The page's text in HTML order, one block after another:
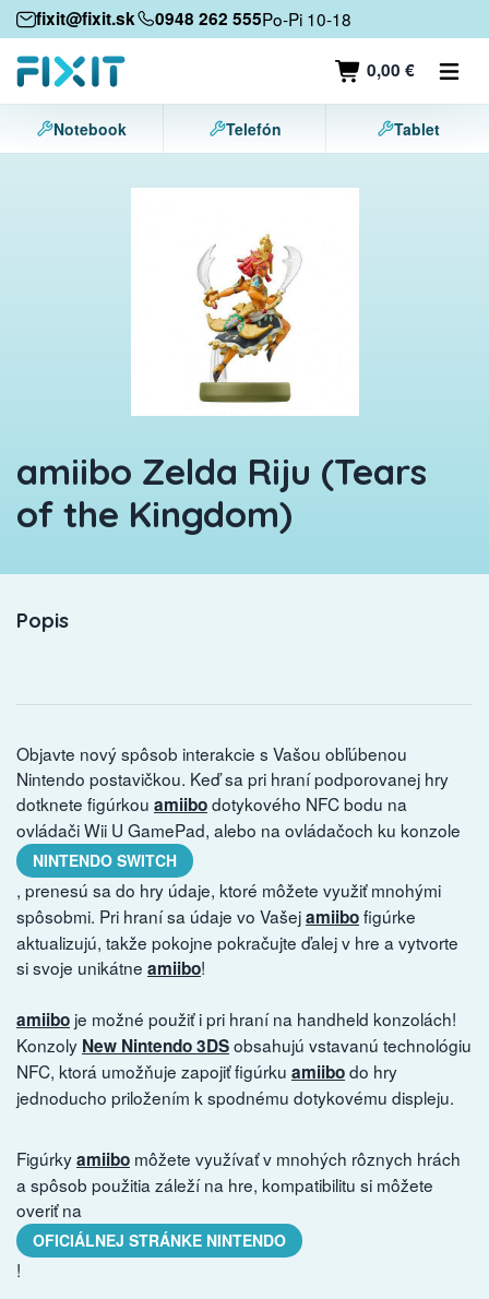
fixit@fixit.sk 0948 262 555Po-Pi 10-18
0,00 €
Mobilné zariadenia
Mobilné telefóny
Tablety
Notebook Telefón Tablet
amiibo Zelda Riju (Tears
of the Kingdom)
Popis
Objavte nový spôsob interakcie s Vašou obľúbenou
Nintendo postavičkou. Keď sa pri hraní podporovanej hry
dotknete figúrkou amiibodotykového NFC bodu na
ovládači Wii U GamePad, alebo na ovládačoch ku konzole
NINTENDO SWITCH
, prenesú sa do hry údaje, ktoré môžete využiť mnohými
spôsobmi. Pri hraní sa údaje vo Vašejamiibofigúrke
aktualizujú, takže pokojne pokračujte ďalej v hre a vytvorte
si svoje unikátne amiibo!
amiibo je možné použiť i pri hraní na handheld konzolách!
Konzoly New Nintendo 3DSobsahujú vstavanú technológiu
NFC, ktorá umožňuje zapojiť figúrku amiibodo hry
jednoducho priložením k spodnému dotykovému displeju.
Figúrkyamiibo môžete využívať v mnohých rôznych hrách
a spôsob použitia záleží na hre, kompatibilitu si môžete
overiť na
OFICIÁLNEJ STRÁNKE NINTENDO
!